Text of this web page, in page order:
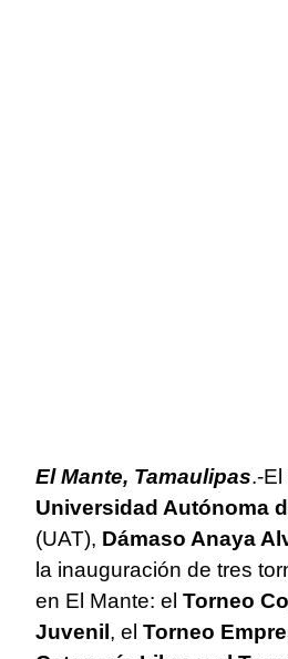
El Mante, Tamaulipas.-El
Universidad Autónoma
(UAT), Dámaso Anaya
la inauguración de tres
en El Mante: el Torneo
Juvenil, el Torneo